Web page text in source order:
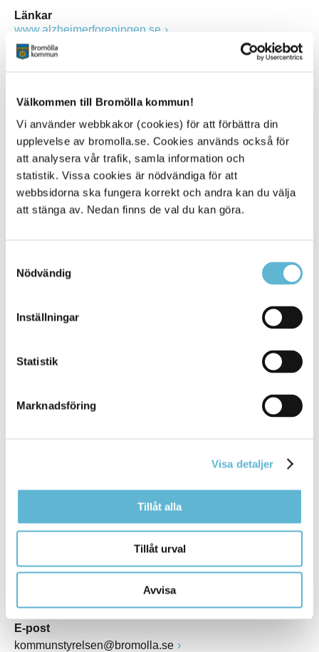
Välkommen till Bromölla kommun!
Vi använder webbkakor (cookies) för att förbättra din
upplevelse av bromolla.se. Cookies används också för
att analysera vår trafik, samla information och
statistik. Vissa cookies är nödvändiga för att
webbsidorna ska fungera korrekt och andra kan du välja
att stänga av. Nedan finns de val du kan göra.
Nödvändig
Inställningar
Statistik
Marknadsföring
Visa detaljer
Tillåt alla
Tillåt urval
Avvisa
Länkar
www.alzheimerforeningen.se
www.alzheimerfonden.se
unganhorig.se
Kontakt
sofie.block@bromolla.se
Sidan senast uppdaterad:
Kommunhuset, Storgatan 48
Box 18, 295 21 Bromölla
E-post
kommunstyrelsen@bromolla.se